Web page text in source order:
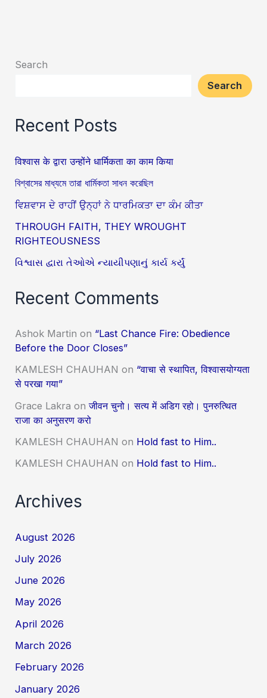
Search
Search
Recent Posts
विश्वास के द्वारा उन्होंने धार्मिकता का काम किया
বিশ্বাসের মাধ্যমে তারা ধার্মিকতা সাধন করেছিল
ਵਿਸ਼ਵਾਸ ਦੇ ਰਾਹੀਂ ਉਨ੍ਹਾਂ ਨੇ ਧਾਰਮਿਕਤਾ ਦਾ ਕੰਮ ਕੀਤਾ
THROUGH FAITH, THEY WROUGHT
RIGHTEOUSNESS
વિશ્વાસ દ્વારા તેઓએ ન્યાયીપણાનું કાર્ય કર્યું
Recent Comments
Ashok Martin on “Last Chance Fire: Obedience
Before the Door Closes”
KAMLESH CHAUHAN on “वाचा से स्थापित, विश्वासयोग्यता
से परखा गया”
Grace Lakra onजीवन चुनो। सत्य में अडिग रहो। पुनरुत्थित
राजा का अनुसरण करो
KAMLESH CHAUHAN on Hold fast to Him..
KAMLESH CHAUHAN on Hold fast to Him..
Archives
August 2026
July 2026
June 2026
May 2026
April 2026
March 2026
February 2026
January 2026